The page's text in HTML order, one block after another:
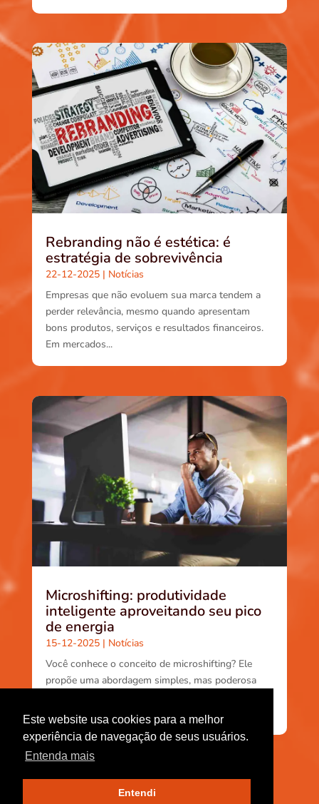
Este website usa cookies para a melhor
experiência de navegação de seus usuários.
Entenda mais
Entendi
Rebranding não é estética: é
estratégia de sobrevivência
22-12-2025| Notícias
Empresas que não evoluem sua marca tendem a
perder relevância, mesmo quando apresentam
bons produtos, serviços e resultados financeiros.
Em mercados...
Microshifting: produtividade
inteligente aproveitando seu pico
de energia
15-12-2025| Notícias
Você conhece o conceito de microshifting? Ele
propõe uma abordagem simples, mas poderosa